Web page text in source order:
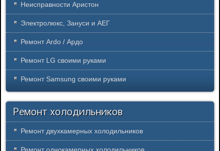
Неисправности Аристон
Электролюкс, Зануси и АЕГ
Ремонт Ardo / Ардо
Ремонт LG своими руками
Ремонт Samsung своими руками
Ремонт холодильников
Ремонт двухкамерных холодильников